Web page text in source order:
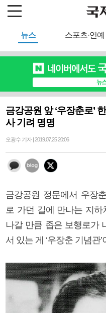
뉴스 스포츠·연예
금강공원 앞 ‘우장춘로’
사 기려 명명
오광수 기자 | 2019.07.25 20:06
금강공원 정문에서 우장
로 가던 길에 만나는 지
나갈 만큼 좁은 보행로가
서 있는 게 ‘우장춘 기념관’